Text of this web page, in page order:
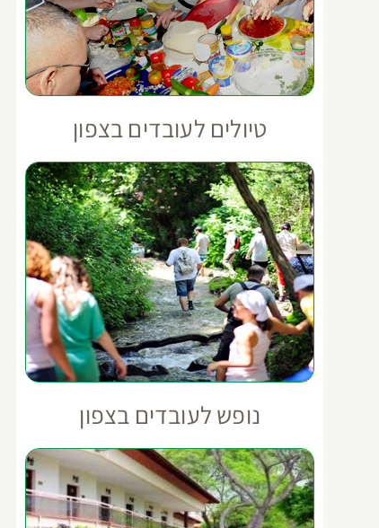
טיולים לעובדים בצפון
נופש לעובדים בצפון